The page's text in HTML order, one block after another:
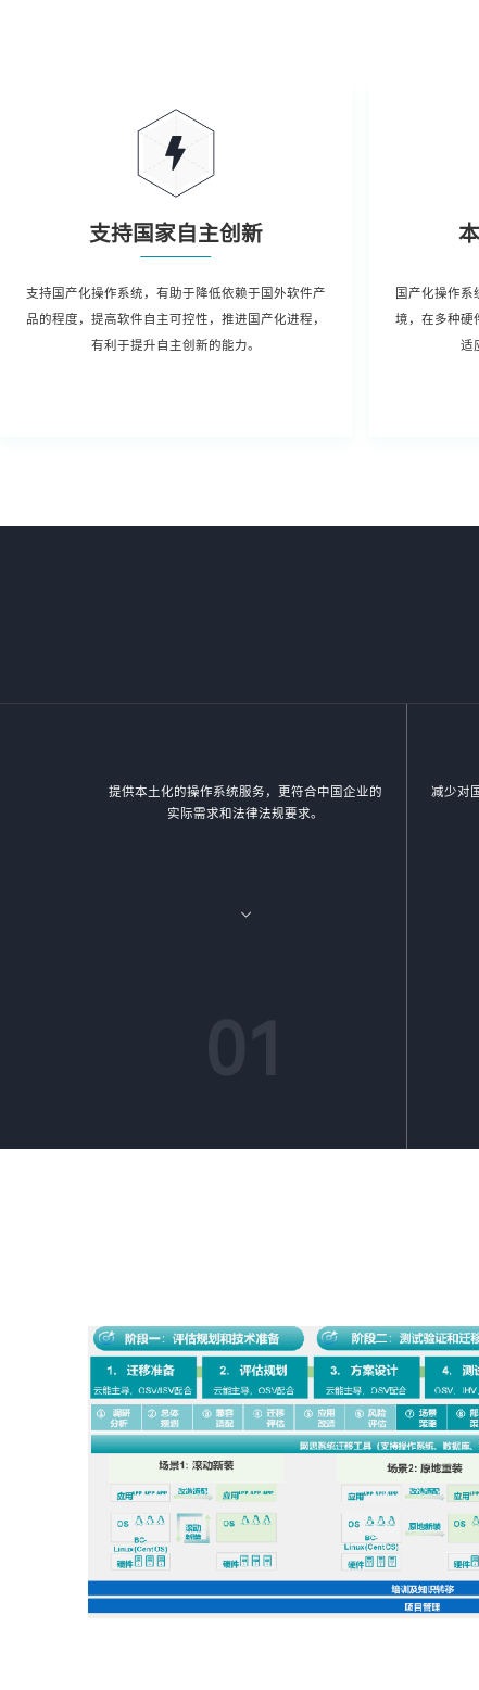
支持国家自主创新
支持国产化操作系统，有助于降低依赖于国外软件产
品的程度，提高软件自主可控性，推进国产化进程，
有利于提升自主创新的能力。
国产化操作系
境，在多种硬
适
提供本土化的操作系统服务，更符合中国企业的
实际需求和法律法规要求。
减少对